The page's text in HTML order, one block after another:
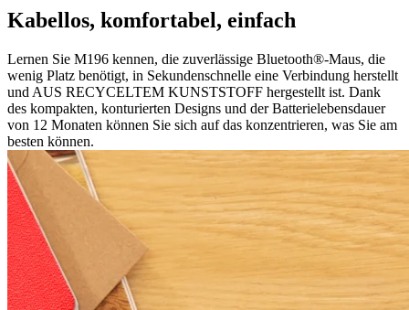
Kabellos, komfortabel, einfach
Lernen Sie M196 kennen, die zuverlässige Bluetooth®-Maus, die
wenig Platz benötigt, in Sekundenschnelle eine Verbindung herstellt
und AUS RECYCELTEM KUNSTSTOFF hergestellt ist. Dank
des kompakten, konturierten Designs und der Batterielebensdauer
von 12 Monaten können Sie sich auf das konzentrieren, was Sie am
besten können.